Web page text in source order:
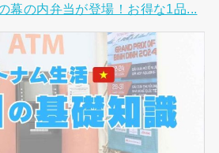
幕の内弁当が登場！お得な1品...